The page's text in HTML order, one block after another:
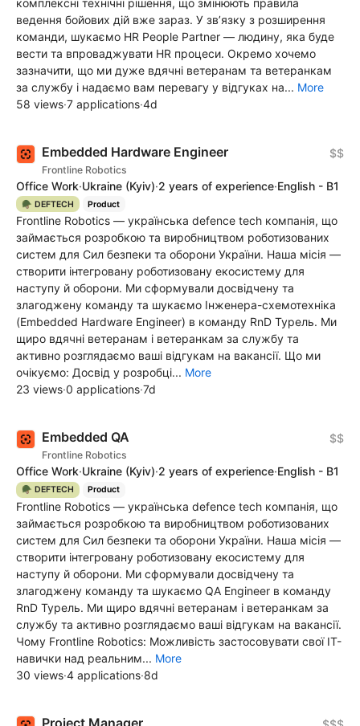
ведення бойових дій вже зараз. У зв’язку з розширення
команди, шукаємо HR People Partner — людину, яка буде
вести та впроваджувати HR процеси. Окремо хочемо
зазначити, що ми дуже вдячні ветеранам та ветеранкам
за службу і надаємо вам перевагу у відгуках на... More
58 views·7 applications·4d
Embedded Hardware Engineer
Frontline Robotics
$$
Office Work·Ukraine (Kyiv)·2 years of experience·English - B1
🪖 DEFTECH Product
Frontline Robotics — українська defence tech компанія, що
займається розробкою та виробництвом роботизованих
систем для Сил безпеки та оборони України. Наша місія —
створити інтегровану роботизовану екосистему для
наступу й оборони. Ми сформували досвідчену та
злагоджену команду та шукаємо Інженера-схемотехніка
(Embedded Hardware Engineer) в команду RnD Турель. Ми
щиро вдячні ветеранам і ветеранкам за службу та
активно розглядаємо ваші відгукам на вакансії. Що ми
очікуємо: Досвід у розробці... More
23 views·0 applications·7d
Embedded QA
Frontline Robotics
$$
Office Work·Ukraine (Kyiv)·2 years of experience·English - B1
🪖 DEFTECH Product
Frontline Robotics — українська defence tech компанія, що
займається розробкою та виробництвом роботизованих
систем для Сил безпеки та оборони України. Наша місія —
створити інтегровану роботизовану екосистему для
наступу й оборони. Ми сформували досвідчену та
злагоджену команду та шукаємо QA Engineer в команду
RnD Турель. Ми щиро вдячні ветеранам і ветеранкам за
службу та активно розглядаємо ваші відгукам на вакансії.
Чому Frontline Robotics: Можливість застосовувати свої IT-
навички над реальним... More
30 views·4 applications·8d